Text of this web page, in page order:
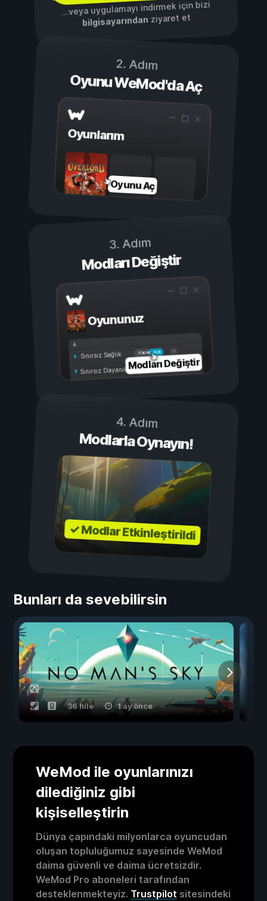
...veya uygulamayı indirmek için bizi
bilgisayarından ziyaret et
2. Adım
Oyunu WeMod'da Aç
Oyunlarım
Oyunu Aç
3. Adım
Modları Değiştir
Oyununuz
Açık
Kapalı
Sınırsız Sağlık
Sınırsız DayanıklılıkModları Değiştir
4. Adım
Modlarla Oynayın!
✓ Modlar Etkinleştirildi
Bunları da sevebilirsin
36 hile 1 ay önce
WeMod ile oyunlarınızı
dilediğiniz gibi
kişiselleştirin
Dünya çapındaki milyonlarca oyuncudan
oluşan topluluğumuz sayesinde WeMod
daima güvenli ve daima ücretsizdir.
WeMod Pro aboneleri tarafından
desteklenmekteyiz. Trustpilot sitesindeki